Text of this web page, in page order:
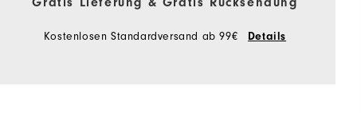
Kostenlosen Standardversand ab 99€ Details